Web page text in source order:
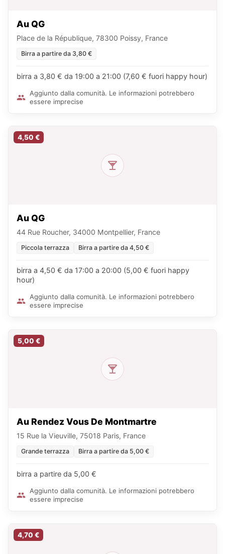
Au QG
Place de la République, 78300 Poissy, France
Birra a partire da 3,80 €
birra a 3,80 € da 19:00 a 21:00 (7,60 € fuori happy hour)
Aggiunto dalla comunità. Le informazioni potrebbero
essere imprecise
4,50 €
Au QG
44 Rue Roucher, 34000 Montpellier, France
Piccola terrazza Birra a partire da 4,50 €
birra a 4,50 € da 17:00 a 20:00 (5,00 € fuori happy
hour)
Aggiunto dalla comunità. Le informazioni potrebbero
essere imprecise
5,00 €
Au Rendez Vous De Montmartre
15 Rue la Vieuville, 75018 Paris, France
Grande terrazza Birra a partire da 5,00 €
birra a partire da 5,00 €
Aggiunto dalla comunità. Le informazioni potrebbero
essere imprecise
4,70 €